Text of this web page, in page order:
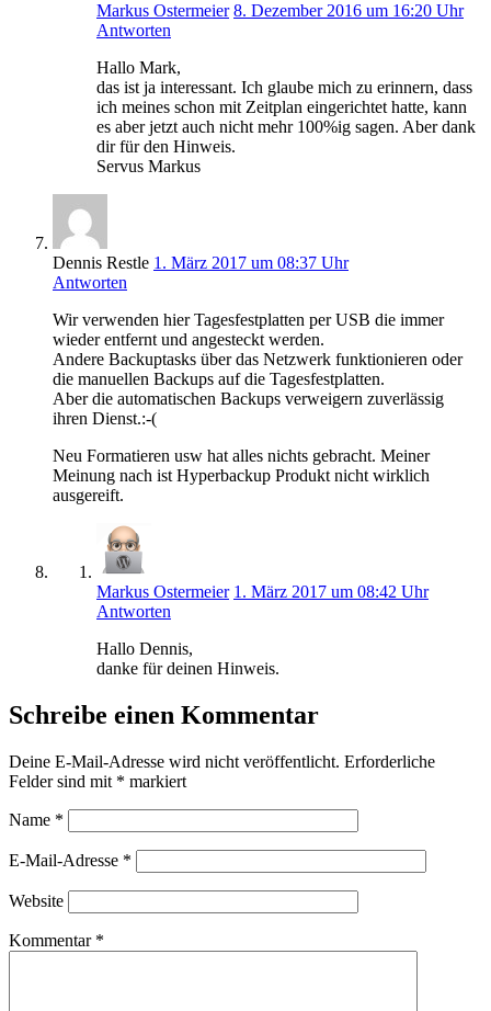
Markus Ostermeier 8. Dezember 2016 um 16:20 Uhr
Antworten
Hallo Mark,
das ist ja interessant. Ich glaube mich zu erinnern, dass
ich meines schon mit Zeitplan eingerichtet hatte, kann
es aber jetzt auch nicht mehr 100%ig sagen. Aber dank
dir für den Hinweis.
Servus Markus
Dennis Restle 1. März 2017 um 08:37 Uhr
Antworten
Wir verwenden hier Tagesfestplatten per USB die immer
wieder entfernt und angesteckt werden.
Andere Backuptasks über das Netzwerk funktionieren oder
die manuellen Backups auf die Tagesfestplatten.
Aber die automatischen Backups verweigern zuverlässig
ihren Dienst.:-(
Neu Formatieren usw hat alles nichts gebracht. Meiner
Meinung nach ist Hyperbackup Produkt nicht wirklich
ausgereift.
Markus Ostermeier 1. März 2017 um 08:42 Uhr
Antworten
Hallo Dennis,
danke für deinen Hinweis.
Schreibe einen Kommentar
Deine E-Mail-Adresse wird nicht veröffentlicht. Erforderliche
Felder sind mit * markiert
Name *
E-Mail-Adresse *
Website
Kommentar *